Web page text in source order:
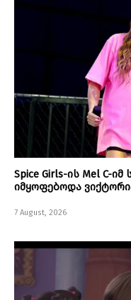
Spice Girls-ის Mel C-
იმყოფებოდა
7 August, 2026